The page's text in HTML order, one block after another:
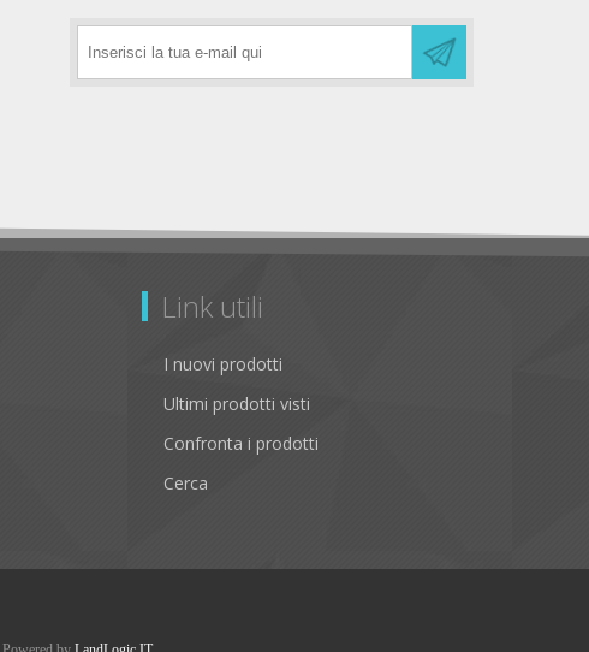
Link utili
I nuovi prodotti
Ultimi prodotti visti
Confronta i prodotti
Cerca